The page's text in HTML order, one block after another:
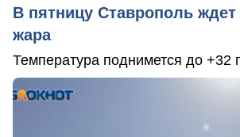
В пятницу Ставрополь
жара
Температура поднимется до +32